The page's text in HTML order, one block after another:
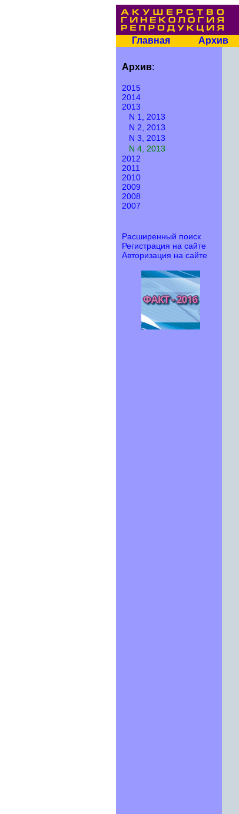
Главная Архив
Архив:
2015
2014
2013
N 1, 2013
N 2, 2013
N 3, 2013
N 4, 2013
2012
2011
2010
2009
2008
2007
Расширенный поиск
Регистрация на сайте
Авторизация на сайте